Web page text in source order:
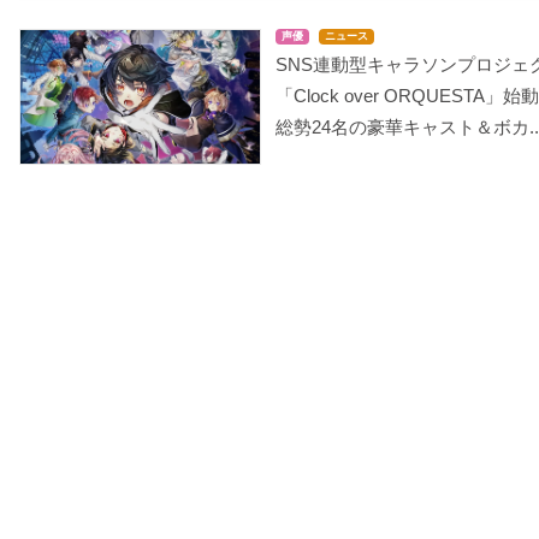
声優 ニュース
SNS連動型キャラソンプロジェ
「Clock over ORQUESTA」始動
総勢24名の豪華キャスト＆ボカ